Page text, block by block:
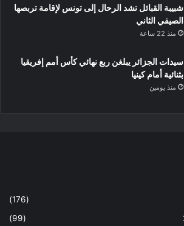
شبيبة القبائل تشد الرحال إلى تونس لإقامة تربصها
الصيفي الثاني
منذ 22 ساعة
سيدات الجزائر يبلغن ربع نهائي كأس أمم إفريقيا
بثنائية أمام كينيا
منذ يومين
(176)
(99)